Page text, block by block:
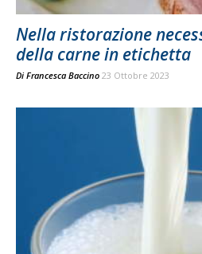
Nella ristorazione
della carne in etichetta
Di Francesca Baccino 23 Ottobre 2023